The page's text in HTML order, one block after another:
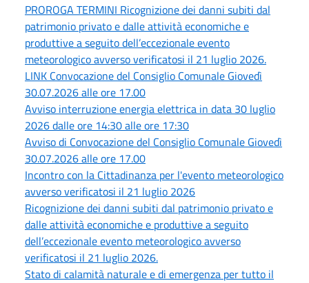
PROROGA TERMINI Ricognizione dei danni subiti dal
patrimonio privato e dalle attività economiche e
produttive a seguito dell’eccezionale evento
meteorologico avverso verificatosi il 21 luglio 2026.
LINK Convocazione del Consiglio Comunale Giovedì
30.07.2026 alle ore 17.00
Avviso interruzione energia elettrica in data 30 luglio
2026 dalle ore 14:30 alle ore 17:30
Avviso di Convocazione del Consiglio Comunale Giovedì
30.07.2026 alle ore 17.00
Incontro con la Cittadinanza per l'evento meteorologico
avverso verificatosi il 21 luglio 2026
Ricognizione dei danni subiti dal patrimonio privato e
dalle attività economiche e produttive a seguito
dell’eccezionale evento meteorologico avverso
verificatosi il 21 luglio 2026.
Stato di calamità naturale e di emergenza per tutto il